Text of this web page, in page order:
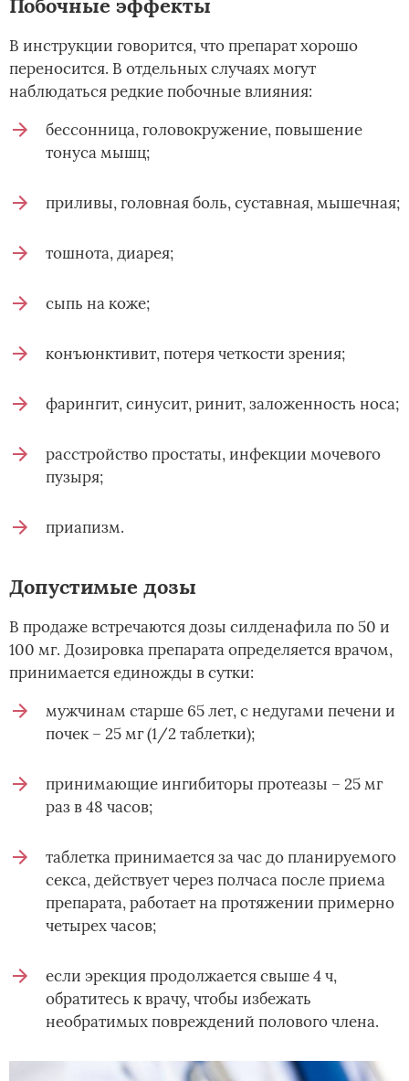
Побочные эффекты
В инструкции говорится, что препарат хорошо
переносится. В отдельных случаях могут
наблюдаться редкие побочные влияния:
бессонница, головокружение, повышение
тонуса мышц;
приливы, головная боль, суставная, мышечная;
тошнота, диарея;
сыпь на коже;
конъюнктивит, потеря четкости зрения;
фарингит, синусит, ринит, заложенность носа;
расстройство простаты, инфекции мочевого
пузыря;
приапизм.
Допустимые дозы
В продаже встречаются дозы силденафила по 50 и
100 мг. Дозировка препарата определяется врачом,
принимается единожды в сутки:
мужчинам старше 65 лет, с недугами печени и
почек – 25 мг (1/2 таблетки);
принимающие ингибиторы протеазы – 25 мг
раз в 48 часов;
таблетка принимается за час до планируемого
секса, действует через полчаса после приема
препарата, работает на протяжении примерно
четырех часов;
если эрекция продолжается свыше 4 ч,
обратитесь к врачу, чтобы избежать
необратимых повреждений полового члена.